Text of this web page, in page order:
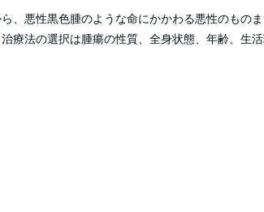
、悪性黒色腫のような命にかかわる悪性のもの
療法の選択は腫瘍の性質、全身状態、年齢、生